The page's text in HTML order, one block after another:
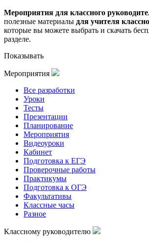
Мероприятия для классного
полезные материалы для учителя
которые вы можете выбрать и скачать
разделе.
Показывать
Мероприятия
Все разработки
Уроки
Тесты
Презентации
Планирование
Мероприятия
Видеоуроки
Кабинет
Подготовка к ЕГЭ
Проверочные работы
Практикумы
Подготовка к ОГЭ
Факультативы
Классные часы
Разное
Классному руководителю